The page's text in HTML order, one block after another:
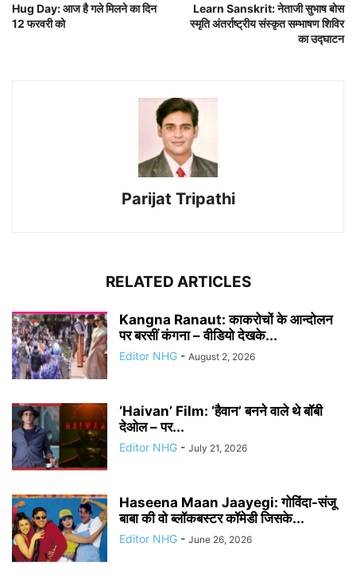
Hug Day: आज है गले मिलने का दिन
12 फरवरी को
Learn Sanskrit: नेताजी सुभाष बोस
स्मृति अंतर्राष्ट्रीय संस्कृत सम्भाषण शिविर
का उद्घाटन
Parijat Tripathi
RELATED ARTICLES
Kangna Ranaut: काकरोचों के आन्दोलन
पर बरसीं कंगना – वीडियो देखके...
Editor NHG - August 2, 2026
‘Haivan’ Film: ‘हैवान’ बनने वाले थे बॉबी
देओल – पर...
Editor NHG - July 21, 2026
Haseena Maan Jaayegi: गोविंदा-संजू
बाबा की वो ब्लॉकबस्टर कॉमेडी जिसके...
Editor NHG - June 26, 2026